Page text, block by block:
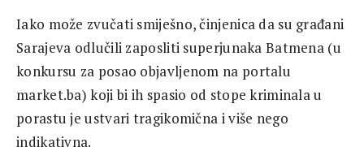
Iako može zvučati smiješno, činjenica da su građani
Sarajeva odlučili zaposliti superjunaka Batmena (u
konkursu za posao objavljenom na portalu
market.ba) koji bi ih spasio od stope kriminala u
porastu je ustvari tragikomična i više nego
indikativna.